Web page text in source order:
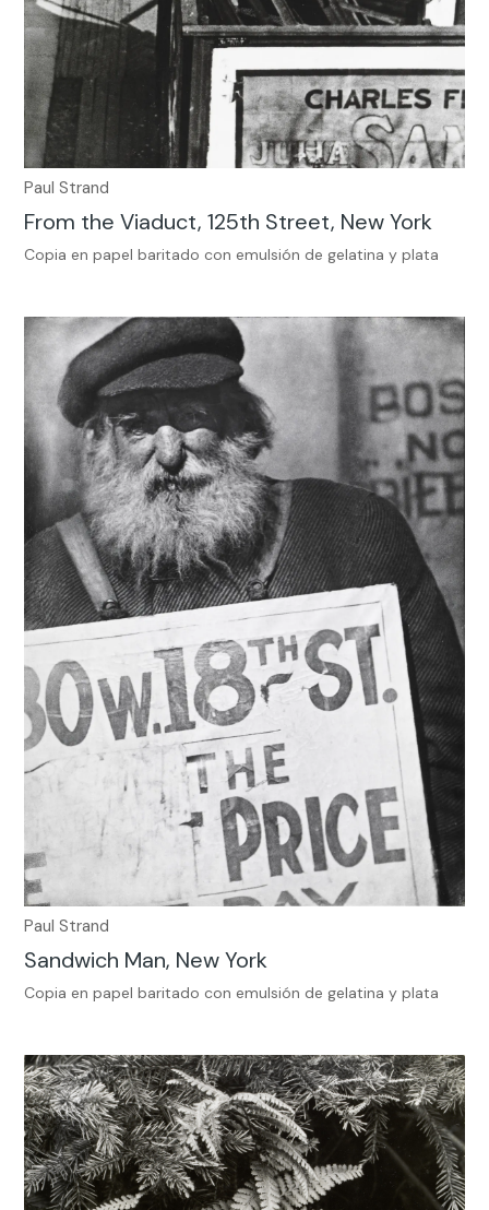
Paul Strand
From the Viaduct, 125th Street, New York
Copia en papel baritado con emulsión de gelatina y plata
Paul Strand
Sandwich Man, New York
Copia en papel baritado con emulsión de gelatina y plata